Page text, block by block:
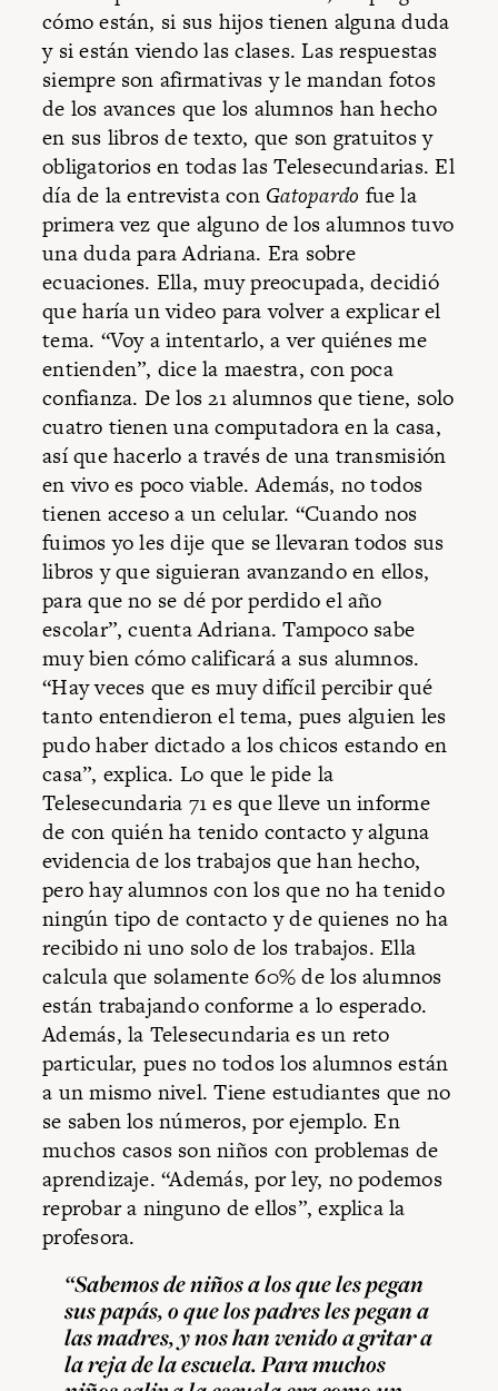
cómo están, si sus hijos tienen alguna duda
y si están viendo las clases. Las respuestas
siempre son afirmativas y le mandan fotos
de los avances que los alumnos han hecho
en sus libros de texto, que son gratuitos y
obligatorios en todas las Telesecundarias. El
día de la entrevista con Gatopardo fue la
primera vez que alguno de los alumnos tuvo
una duda para Adriana. Era sobre
ecuaciones. Ella, muy preocupada, decidió
que haría un video para volver a explicar el
tema. “Voy a intentarlo, a ver quiénes me
entienden”, dice la maestra, con poca
confianza. De los 21 alumnos que tiene, solo
cuatro tienen una computadora en la casa,
así que hacerlo a través de una transmisión
en vivo es poco viable. Además, no todos
tienen acceso a un celular. “Cuando nos
fuimos yo les dije que se llevaran todos sus
libros y que siguieran avanzando en ellos,
para que no se dé por perdido el año
escolar”, cuenta Adriana. Tampoco sabe
muy bien cómo calificará a sus alumnos.
“Hay veces que es muy difícil percibir qué
tanto entendieron el tema, pues alguien les
pudo haber dictado a los chicos estando en
casa”, explica. Lo que le pide la
Telesecundaria 71 es que lleve un informe
de con quién ha tenido contacto y alguna
evidencia de los trabajos que han hecho,
pero hay alumnos con los que no ha tenido
ningún tipo de contacto y de quienes no ha
recibido ni uno solo de los trabajos. Ella
calcula que solamente 60% de los alumnos
están trabajando conforme a lo esperado.
Además, la Telesecundaria es un reto
particular, pues no todos los alumnos están
a un mismo nivel. Tiene estudiantes que no
se saben los números, por ejemplo. En
muchos casos son niños con problemas de
aprendizaje. “Además, por ley, no podemos
reprobar a ninguno de ellos”, explica la
profesora.
“Sabemos de niños a los que les pegan
sus papás, o que los padres les pegan a
las madres, y nos han venido a gritar a
la reja de la escuela. Para muchos